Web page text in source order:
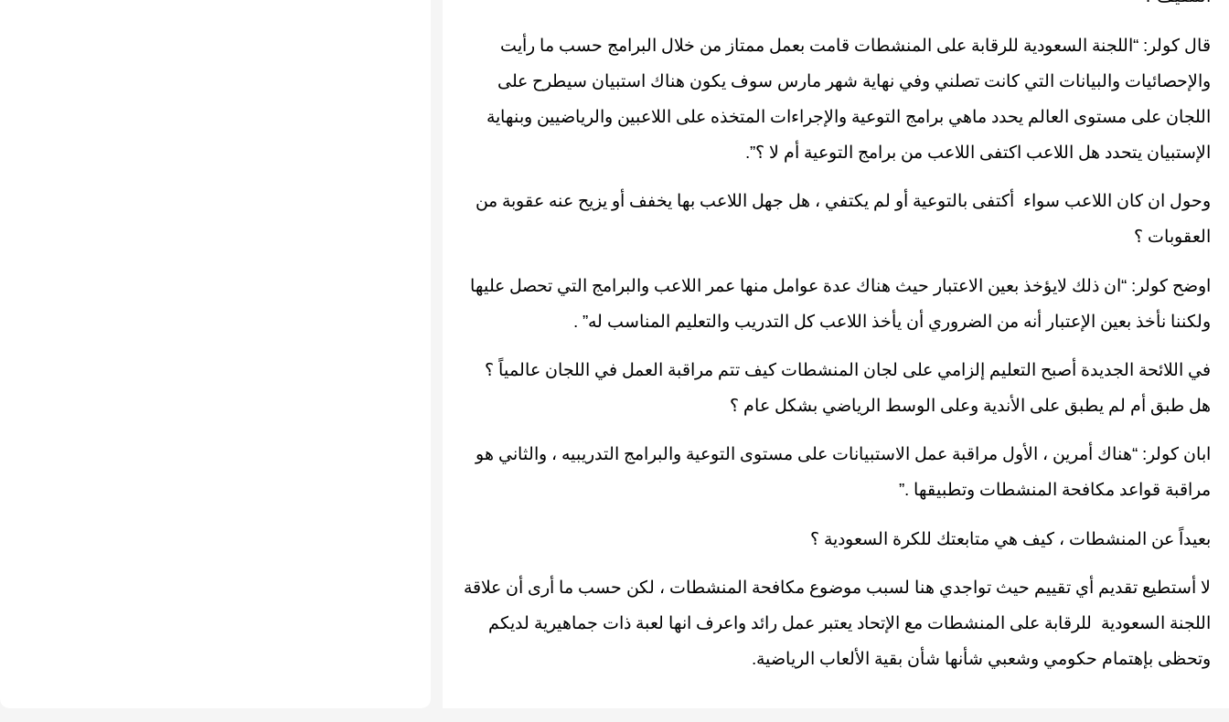
قال كولر: “اللجنة السعودية للرقابة على المنشطات قامت بعمل ممتاز من خلال البرامج حسب ما رأيت
والإحصائيات والبيانات التي كانت تصلني وفي نهاية شهر مارس سوف يكون هناك استبيان سيطرح على
اللجان على مستوى العالم يحدد ماهي برامج التوعية والإجراءات المتخذه على اللاعبين والرياضيين وبنهاية
الإستبيان يتحدد هل اللاعب اكتفى اللاعب من برامج التوعية أم لا ؟”.
وحول ان كان اللاعب سواء أكتفى بالتوعية أو لم يكتفي ، هل جهل اللاعب بها يخفف أو يزيح عنه عقوبة من
العقوبات ؟
اوضح كولر: “ان ذلك لايؤخذ بعين الاعتبار حيث هناك عدة عوامل منها عمر اللاعب والبرامج التي تحصل عليها
ولكننا نأخذ بعين الإعتبار أنه من الضروري أن يأخذ اللاعب كل التدريب والتعليم المناسب له” .
في اللائحة الجديدة أصبح التعليم إلزامي على لجان المنشطات كيف تتم مراقبة العمل في اللجان عالمياً ؟
هل طبق أم لم يطبق على الأندية وعلى الوسط الرياضي بشكل عام ؟
ابان كولر: “هناك أمرين ، الأول مراقبة عمل الاستبيانات على مستوى التوعية والبرامج التدريبيه ، والثاني هو
مراقبة قواعد مكافحة المنشطات وتطبيقها .”
بعيداً عن المنشطات ، كيف هي متابعتك للكرة السعودية ؟
لا أستطيع تقديم أي تقييم حيث تواجدي هنا لسبب موضوع مكافحة المنشطات ، لكن حسب ما أرى أن علاقة
اللجنة السعودية للرقابة على المنشطات مع الإتحاد يعتبر عمل رائد واعرف انها لعبة ذات جماهيرية لديكم
وتحظى بإهتمام حكومي وشعبي شأنها شأن بقية الألعاب الرياضية.